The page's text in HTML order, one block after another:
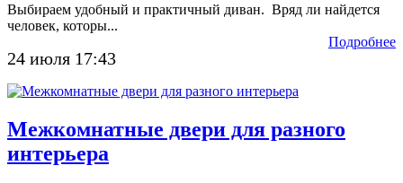
Выбираем удобный и практичный диван. Вряд ли найдется
человек, которы...
24 июля 17:43
Подробнее
Межкомнатные двери для разного
интерьера